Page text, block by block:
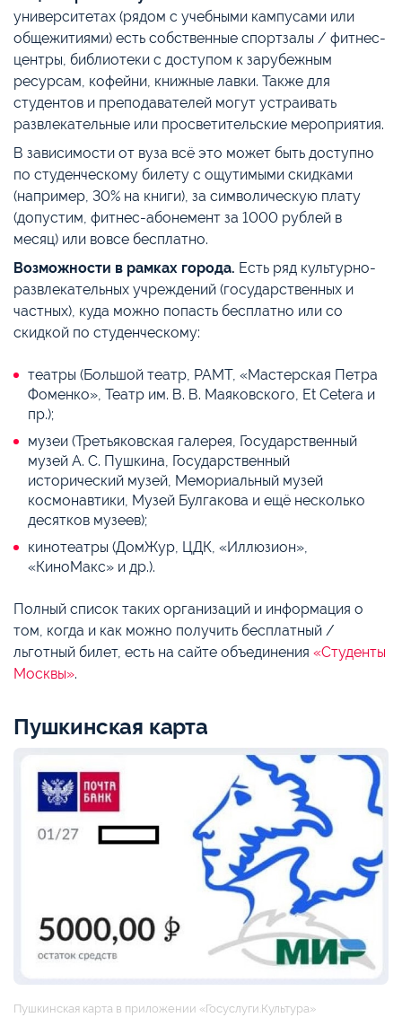
университетах (рядом с учебными кампусами или
общежитиями) есть собственные спортзалы / фитнес-
центры, библиотеки с доступом к зарубежным
ресурсам, кофейни, книжные лавки. Также для
студентов и преподавателей могут устраивать
развлекательные или просветительские мероприятия.
В зависимости от вуза всё это может быть доступно
по студенческому билету с ощутимыми скидками
(например, 30% на книги), за символическую плату
(допустим, фитнес-абонемент за 1000 рублей в
месяц) или вовсе бесплатно.
Возможности в рамках города. Есть ряд культурно-
развлекательных учреждений (государственных и
частных), куда можно попасть бесплатно или со
скидкой по студенческому:
театры (Большой театр, РАМТ, «Мастерская Петра
Фоменко», Театр им. В. В. Маяковского, Et Cetera и
пр.);
музеи (Третьяковская галерея, Государственный
музей А. С. Пушкина, Государственный
исторический музей, Мемориальный музей
космонавтики, Музей Булгакова и ещё несколько
десятков музеев);
кинотеатры (ДомЖур, ЦДК, «Иллюзион»,
«КиноМакс» и др.).
Полный список таких организаций и информация о
том, когда и как можно получить бесплатный /
льготный билет, есть на сайте объединения «Студенты
Москвы».
Пушкинская карта
Пушкинская карта в приложении «Госуслуги.Культура»